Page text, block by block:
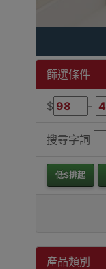
篩選條件
$ -
搜尋字詞
低$排起
產品類別